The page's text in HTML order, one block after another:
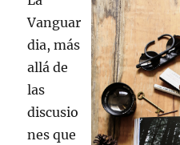
Vanguar
dia, más
allá de
las
discusio
nes que